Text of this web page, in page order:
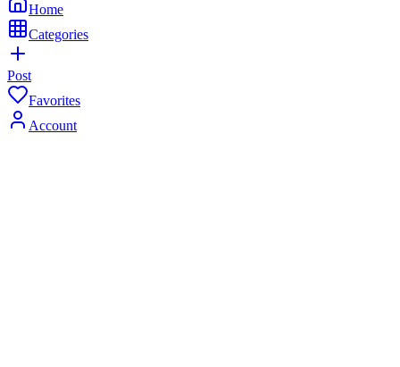
Home
Categories
Post
Favorites
Account